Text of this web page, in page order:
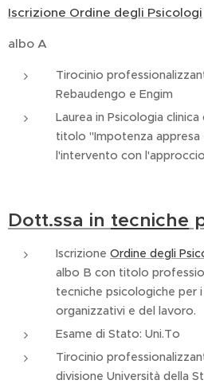
Iscrizione Ordine degli Psicologi
albo A
Tirocinio
Rebaudengo e Engim
Laurea in Psicologia
titolo "Impotenza
l'intervento con
Dott.ssa in tecniche
Iscrizione Ordine degli
albo B con titolo
tecniche psicologiche per
organizzativi e del lavoro.
Esame di Stato: Uni.To
Tirocinio
divisione Università della